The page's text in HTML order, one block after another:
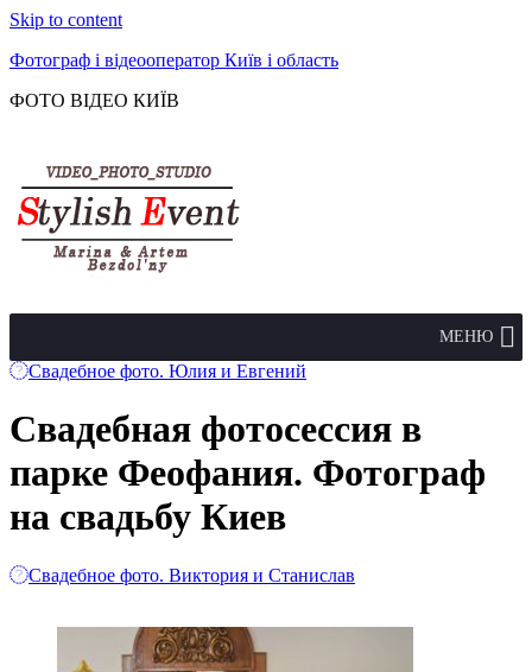
Skip to content
Фотограф і відеооператор Київ і область
ФОТО ВІДЕО КИЇВ
МЕНЮ
Свадебное фото. Юлия и Евгений
Свадебная фотосессия в
парке Феофания. Фотограф
на свадьбу Киев
Свадебное фото. Виктория и Станислав